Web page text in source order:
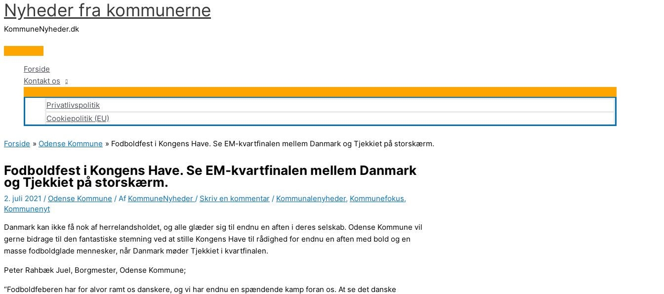
Gå
til
indholdet
Nyheder fra kommunerne
KommuneNyheder.dk
Hovedmenu
Forside
Kontakt os
Privatlivspolitik
Cookiepolitik (EU)
Forside Odense Kommune Fodboldfest i Kongens Have. Se EM-kvartfinalen mellem Danmark og Tjekkiet på storskærm.
Fodboldfest i Kongens Have. Se EM-kvartfinalen mellem Danmark
og Tjekkiet på storskærm.
2. juli 2021 / Odense Kommune / Af KommuneNyheder / Skriv en kommentar / Kommunalenyheder, Kommunefokus,
Kommunenyt
Danmark kan ikke få nok af herrelandsholdet, og alle glæder sig til endnu en aften i deres selskab. Odense Kommune vil
gerne bidrage til den fantastiske stemning ved at stille Kongens Have til rådighed for endnu en aften med bold og en
masse fodboldglade mennesker, når Danmark møder Tjekkiet i kvartfinalen.
Peter Rahbæk Juel, Borgmester, Odense Kommune;
“Fodboldfeberen har for alvor ramt os danskere, og vi har endnu en spændende kamp foran os. At se det danske